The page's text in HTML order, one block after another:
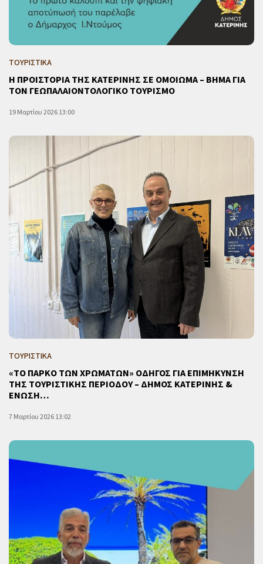
ΤΟΥΡΙΣΤΙΚΑ
Η ΠΡΟΙΣΤΟΡΙΑ ΤΗΣ ΚΑΤΕΡΙΝΗΣ ΣΕ ΟΜΟΙΩΜΑ – ΒΗΜΑ ΓΙΑ
ΤΟΝ ΓΕΩΠΑΛΑΙΟΝΤΟΛΟΓΙΚΟ ΤΟΥΡΙΣΜΟ
19 Μαρτίου 2026 13:00
ΤΟΥΡΙΣΤΙΚΑ
«ΤΟ ΠΑΡΚΟ ΤΩΝ ΧΡΩΜΑΤΩΝ» ΟΔΗΓΟΣ ΓΙΑ ΕΠΙΜΗΚΥΝΣΗ
ΤΗΣ ΤΟΥΡΙΣΤΙΚΗΣ ΠΕΡΙΟΔΟΥ – ΔΗΜΟΣ ΚΑΤΕΡΙΝΗΣ &
ΕΝΩΣΗ…
7 Μαρτίου 2026 13:02